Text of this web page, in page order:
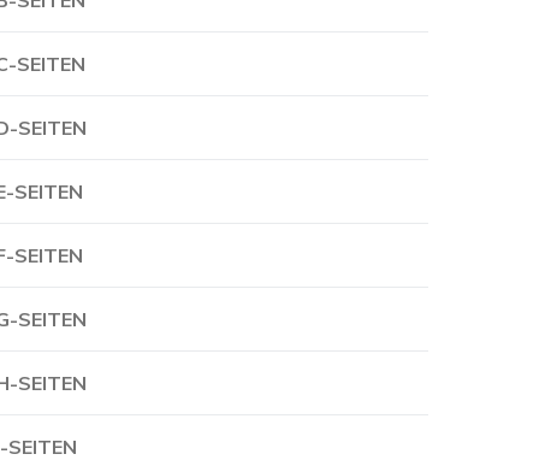
SEITEN
SEITEN
SEITEN
SEITEN
SEITEN
SEITEN
SEITEN